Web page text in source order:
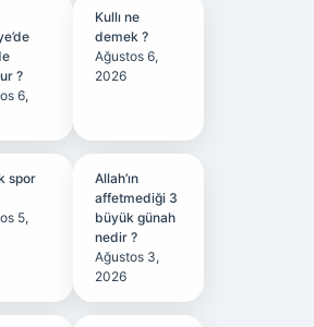
?
6,
Kullı ne
demek ?
Ağustos 6,
2026
spor
5,
Allah’ın
affetmediği 3
büyük günah
nedir ?
Ağustos 3,
2026